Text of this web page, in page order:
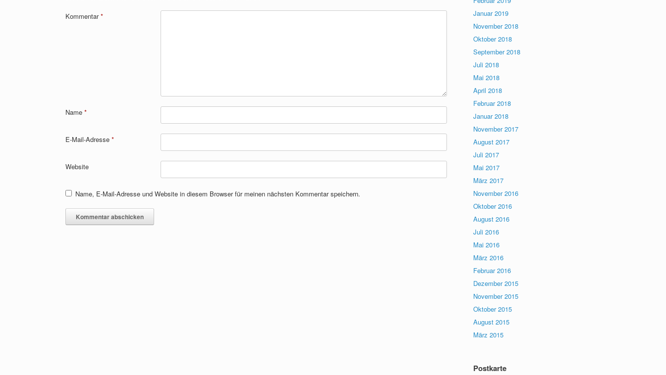
Kommentar*
Name *
E-Mail-Adresse *
Website
Name, E-Mail-Adresse und Website in diesem Browser für meinen nächsten Kommentar speichern.
Januar 2019
November 2018
Oktober 2018
September 2018
Juli 2018
Mai 2018
April 2018
Februar 2018
Januar 2018
November 2017
August 2017
Juli 2017
Mai 2017
März 2017
November 2016
Oktober 2016
August 2016
Juli 2016
Mai 2016
März 2016
Februar 2016
Dezember 2015
November 2015
Oktober 2015
August 2015
März 2015
Postkarte